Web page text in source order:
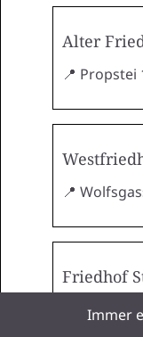
Alter
📍 Propstei
📍
Friedhof
📍Immer